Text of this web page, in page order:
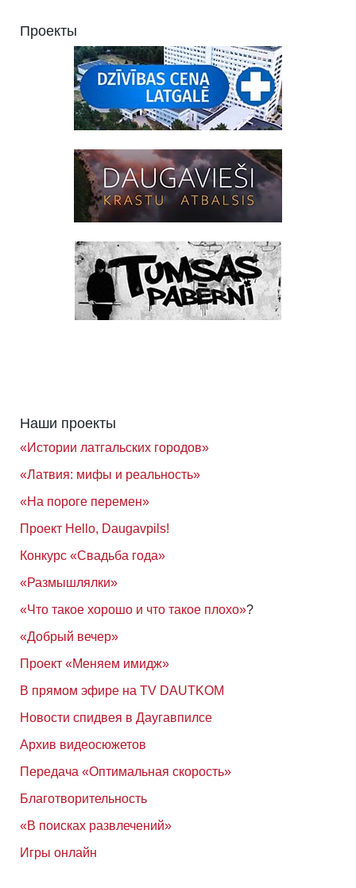
Проекты
Наши проекты
«Истории латгальских городов»
«Латвия: мифы и реальность»
«На пороге перемен»
Проект Hello, Daugavpils!
Конкурс «Свадьба года»
«Размышлялки»
«Что такое хорошо и что такое плохо»?
«Добрый вечер»
Проект «Меняем имидж»
В прямом эфире на TV DAUTKOM
Новости спидвея в Даугавпилсе
Архив видеосюжетов
Передача «Оптимальная скорость»
Благотворительность
«В поисках развлечений»
Игры онлайн